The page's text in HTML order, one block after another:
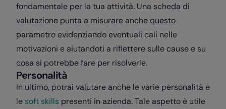
fondamentale per la tua attività. Una scheda di
valutazione punta a misurare anche questo
parametro evidenziando eventuali cali nelle
motivazioni e aiutandoti a riflettere sulle cause e su
cosa si potrebbe fare per risolverle.
Personalità
In ultimo, potrai valutare anche le varie personalità e
le soft skills presenti in azienda. Tale aspetto è utile